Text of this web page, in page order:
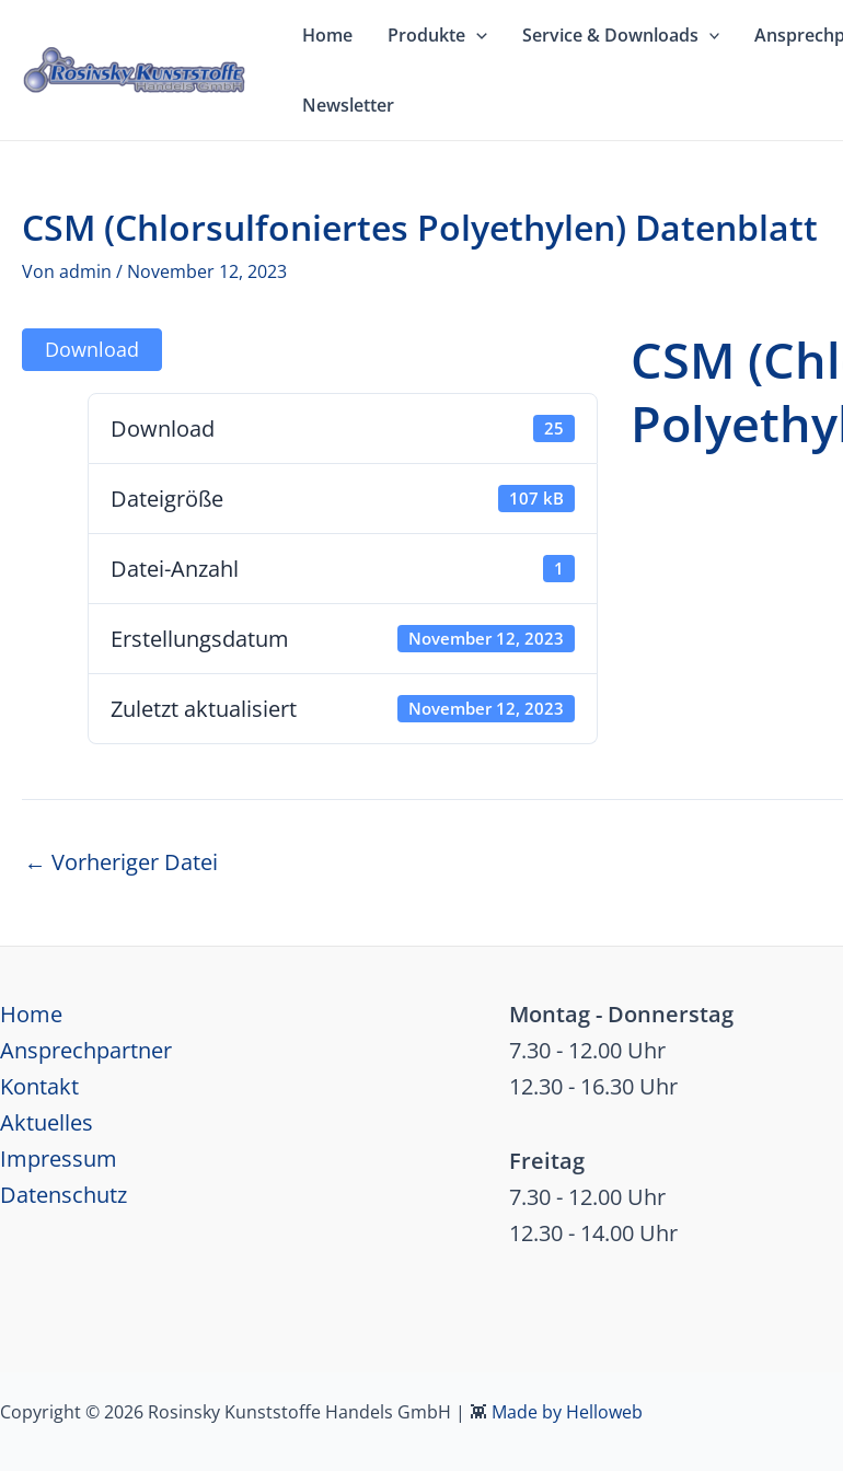
Inhalt
springen
Home Produkte Service & Downloads
Newsletter
CSM (Chlorsulfoniertes Polyethylen) Datenblatt
Von admin / November 12, 2023
Download
Download 25
Dateigröße 107 kB
Datei-Anzahl 1
Erstellungsdatum November 12, 2023
Zuletzt aktualisiert November 12, 2023
CSM
Beitragsnavigation
← Vorheriger Datei
Home
Ansprechpartner
Kontakt
Aktuelles
Impressum
Datenschutz
Montag - Donnerstag
7.30 - 12.00 Uhr
12.30 - 16.30 Uhr
Freitag
7.30 - 12.00 Uhr
12.30 - 14.00 Uhr
Copyright © 2026 Rosinsky Kunststoffe Handels GmbH | 👾 Made by Helloweb